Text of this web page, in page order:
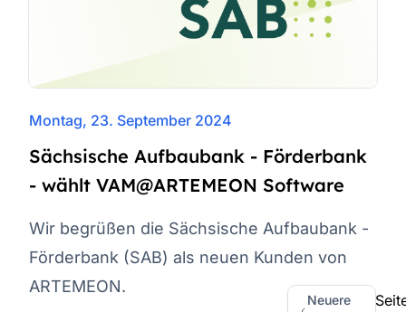
Montag, 23. September 2024
Sächsische Aufbaubank - Förderbank
- wählt VAM@ARTEMEON Software
Wir begrüßen die Sächsische Aufbaubank -
Förderbank (SAB) als neuen Kunden von
ARTEMEON.
Neuere